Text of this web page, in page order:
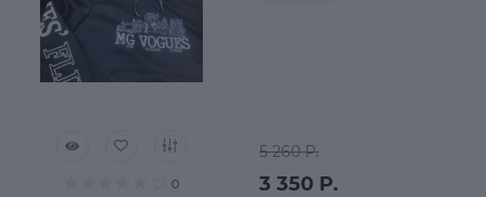
0
5 260 Р.
3 350 Р.